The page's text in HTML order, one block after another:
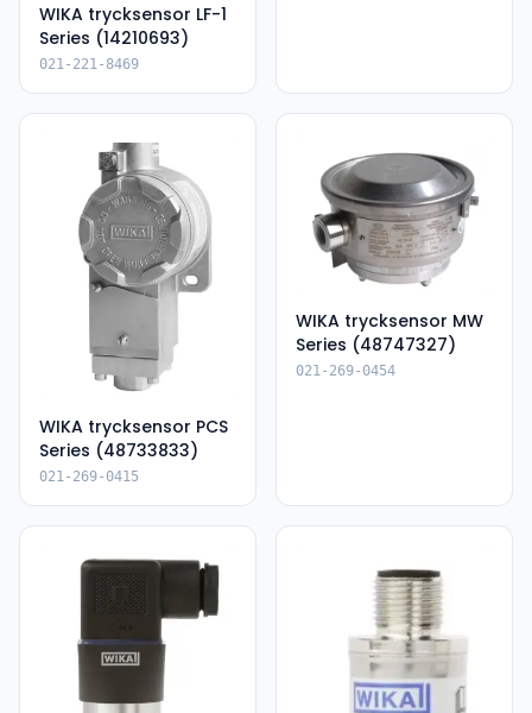
WIKA trycksensor LF-1
Series (14210693)
021-221-8469
WIKA trycksensor PCS
Series (48733833)
021-269-0415
WIKA trycksensor MW
Series (48747327)
021-269-0454